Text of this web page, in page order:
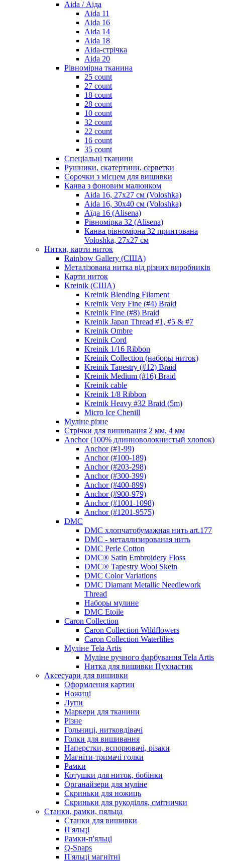
Aida / Аіда
Aida 11
Aida 16
Aida 14
Aida 18
Aida-стрічка
Aida 20
Рівномірна тканина
25 count
27 count
18 count
28 count
10 count
32 count
22 count
16 count
35 count
Спеціальні тканини
Рушники, скатертини, серветки
Сорочки з місцем для вишивки
Канва з фоновим малюнком
Aida 16, 27х27 см (Voloshka)
Aida 16, 30х40 см (Voloshka)
Аїда 16 (Alisena)
Рівномірка 32 (Alisena)
Канва рівномірна 32 принтована
Voloshka, 27х27 см
Нитки, карти ниток
Rainbow Gallery (США)
Металізована нитка від різних виробників
Карти ниток
Kreinik (США)
Kreinik Blending Filament
Kreinik Very Fine (#4) Braid
Kreinik Fine (#8) Braid
Kreinik Japan Thread #1, #5 & #7
Kreinik Ombre
Kreinik Cord
Kreinik 1/16 Ribbon
Kreinik Collection (наборы ниток)
Kreinik Tapestry (#12) Braid
Kreinik Medium (#16) Braid
Kreinik cable
Kreinik 1/8 Ribbon
Kreinik Heavy #32 Braid (5m)
Micro Ice Chenill
Муліне різне
Стрічки для вишивання 2 мм, 4 мм
Anchor (100% длинноволокнистый хлопок)
Anchor (#1-99)
Anchor (#100-189)
Anchor (#203-298)
Anchor (#300-399)
Anchor (#400-899)
Anchor (#900-979)
Anchor (#1001-1098)
Anchor (#1201-9575)
DMC
DMC хлопчатобумажная нить art.177
DMC - металлизированая нить
DMC Perle Cotton
DMC® Satin Embroidery Floss
DMC® Tapestry Wool Skein
DMC Color Variations
DMC Diamant Metallic Needlework
Thread
Наборы мулине
DMC Etoile
Caron Collection
Caron Collection Wildflowers
Caron Collection Waterlilies
Муліне Tela Artis
Муліне ручного фарбування Tela Artis
Нитка для вишивки Пухнастик
Аксесуари для вишивки
Оформлення картин
Ножиці
Лупи
Маркери для тканини
Різне
Гольниці, нитковдівачі
Голки для вишивання
Наперстки, вспорювачі, різаки
Магніти-тримачі голки
Рамки
Котушки для ниток, бобінки
Органайзери для муліне
Скриньки для ножиць
Скриньки для рукоділля, смітнички
Станки, рамки, пяльца
Станки для вишивки
П'яльці
Рамки-п'яльці
Q-Snaps
П'яльці магнітні